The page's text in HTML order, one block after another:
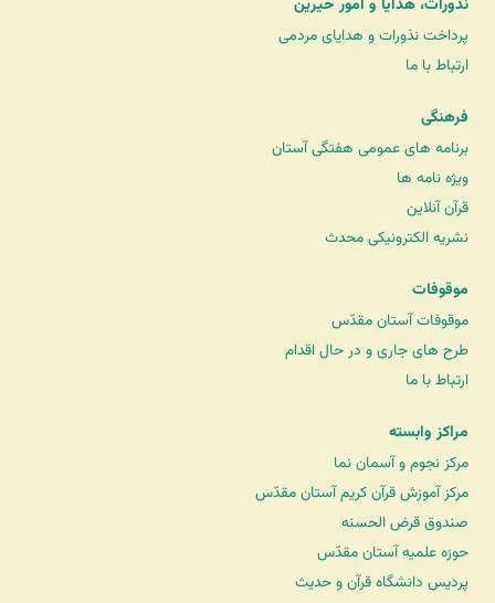
نذورات، هدایا و امور خیرین
پرداخت نذورات و هدایای مردمی
ارتباط با ما
فرهنگی
برنامه های عمومی هفتگی آستان
ویژه نامه ها
قرآن آنلاین
نشریه الکترونیکی محدث
موقوفات
موقوفات آستان مقدّس
طرح های جاری و در حال اقدام
ارتباط با ما
مراکز وابسته
مرکز نجوم و آسمان نما
مرکز آموزش قرآن کریم آستان مقدّس
صندوق قرض الحسنه
حوزه علمیه آستان مقدّس
پردیس دانشگاه قرآن و حدیث